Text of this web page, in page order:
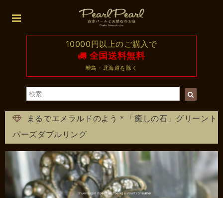
10000円以上のご購入で
全国送料無料
離島・北海道を除く
まるでエメラルドのよう＊「癒しの石」グリーント
パーズダブルリング